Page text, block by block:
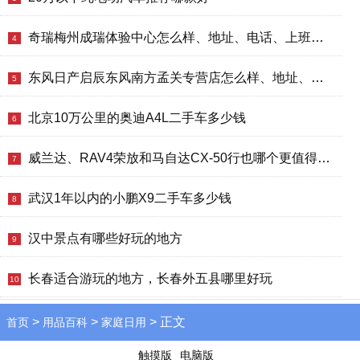
4 奇瑞梅州成瑞体验中心怎么样、地址、电话、上班时间查询
5 东风日产启辰东风南方孟关专营店怎么样、地址、电话、上班时间查询
6 北京10万公里的奥迪A4L二手车多少钱
7 威兰达、RAV4荣放和马自达CX-50行也哪个更值得买？性价比、配置对比
8 武汉1年以内的小鹏X9二手车多少钱
9 汉中景点有哪些好玩的地方
10 长春适合游玩的地方，长春外五县哪里好玩
首页 > 用品百科 > 家庭日用 > 正文
触摸版 电脑版